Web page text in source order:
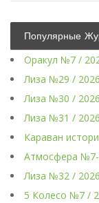
Популярные
Оракул №7 /
Лиза №29 / 2026
Лиза №30 / 2026
Лиза №31 / 2026
Караван
Атмосфера №7-
Лиза №32 / 2026
5 Колесо №7 /